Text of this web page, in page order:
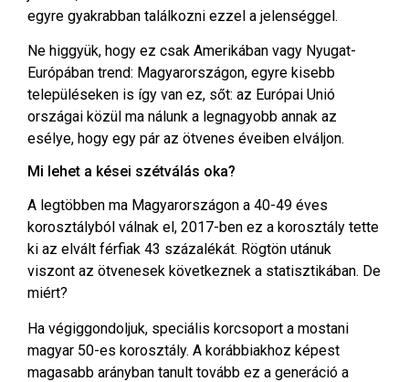
egyre gyakrabban találkozni ezzel a jelenséggel.
Ne higgyük, hogy ez csak Amerikában vagy Nyugat-
Európában trend: Magyarországon, egyre kisebb
településeken is így van ez, sőt: az Európai Unió
országai közül ma nálunk a legnagyobb annak az
esélye, hogy egy pár az ötvenes éveiben elváljon.
Mi lehet a kései szétválás oka?
A legtöbben ma Magyarországon a 40-49 éves
korosztályból válnak el, 2017-ben ez a korosztály tette
ki az elvált férfiak 43 százalékát. Rögtön utánuk
viszont az ötvenesek következnek a statisztikában. De
miért?
Ha végiggondoljuk, speciális korcsoport a mostani
magyar 50-es korosztály. A korábbiakhoz képest
magasabb arányban tanult tovább ez a generáció a